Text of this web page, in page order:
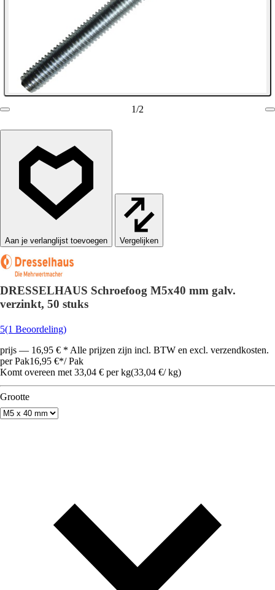
1/2
Vergelijken
DRESSELHAUS Schroefoog M5x40 mm galv.
verzinkt, 50 stuks
5(1 Beoordeling)
prijs — 16,95 € * Alle prijzen zijn incl. BTW en excl. verzendkosten.
per Pak16,95 €*/ Pak
Komt overeen met 33,04 € per kg(33,04 €/ kg)
Grootte